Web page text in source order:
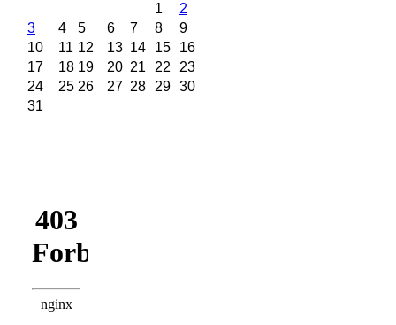
1
2
3
4 5 6 7 8
9
10
11 12 13 14 15
16
17
18 19 20 21 22
23
24
25 26 27 28 29 30
31